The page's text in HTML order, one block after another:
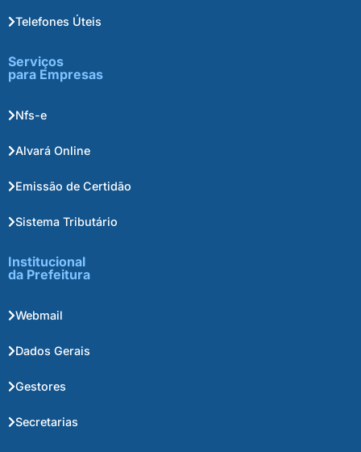
Telefones Úteis
Serviços
para Empresas
Nfs-e
Alvará Online
Emissão de Certidão
Sistema Tributário
Institucional
da Prefeitura
Webmail
Dados Gerais
Gestores
Secretarias